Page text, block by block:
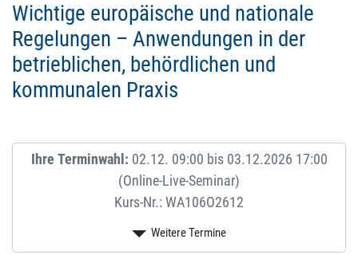
Wichtige europäische und nationale
Regelungen – Anwendungen in der
betrieblichen, behördlichen und
kommunalen Praxis
Ihre Terminwahl: 02.12. 09:00 bis 03.12.2026 17:00
(Online-Live-Seminar)
Kurs-Nr.: WA106O2612